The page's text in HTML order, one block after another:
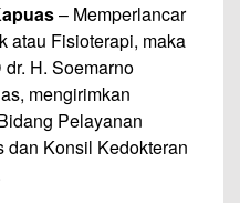
– Memperlancar
atau Fisioterapi, maka
H. Soemarno
mengirimkan
Pelayanan
dan Konsil Kedokteran